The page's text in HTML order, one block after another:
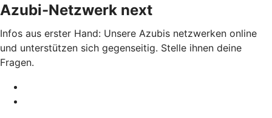
Azubi-Netzwerk next
Infos aus erster Hand: Unsere Azubis netzwerken online
und unterstützen sich gegenseitig. Stelle ihnen deine
Fragen.